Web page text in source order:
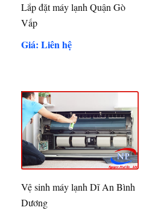
Lắp đặt máy lạnh Quận Gò
Vấp
Giá: Liên hệ
Vệ sinh máy lạnh Dĩ An Bình
Dương